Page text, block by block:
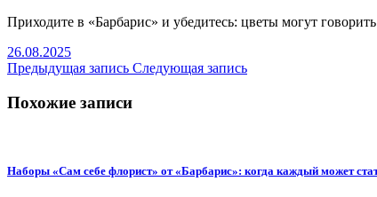
Приходите в «Барбарис» и убедитесь: цветы могут
26.08.2025
Предыдущая запись Следующая запись
Похожие записи
Наборы «Сам себе флорист» от «Барбарис»: когда каждый может